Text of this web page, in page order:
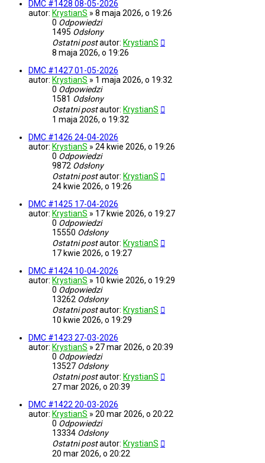
DMC #1428 08-05-2026
autor: KrystianS » 8 maja 2026, o 19:26
0 Odpowiedzi
1495 Odsłony
Ostatni postautor: KrystianS
8 maja 2026, o 19:26
DMC #1427 01-05-2026
autor: KrystianS » 1 maja 2026, o 19:32
0 Odpowiedzi
1581 Odsłony
Ostatni postautor: KrystianS
1 maja 2026, o 19:32
DMC #1426 24-04-2026
autor: KrystianS » 24 kwie 2026, o 19:26
0 Odpowiedzi
9872 Odsłony
Ostatni postautor: KrystianS
24 kwie 2026, o 19:26
DMC #1425 17-04-2026
autor: KrystianS » 17 kwie 2026, o 19:27
0 Odpowiedzi
15550 Odsłony
Ostatni postautor: KrystianS
17 kwie 2026, o 19:27
DMC #1424 10-04-2026
autor: KrystianS » 10 kwie 2026, o 19:29
0 Odpowiedzi
13262 Odsłony
Ostatni postautor: KrystianS
10 kwie 2026, o 19:29
DMC #1423 27-03-2026
autor: KrystianS » 27 mar 2026, o 20:39
0 Odpowiedzi
13527 Odsłony
Ostatni postautor: KrystianS
27 mar 2026, o 20:39
DMC #1422 20-03-2026
autor: KrystianS » 20 mar 2026, o 20:22
0 Odpowiedzi
13334 Odsłony
Ostatni postautor: KrystianS
20 mar 2026, o 20:22